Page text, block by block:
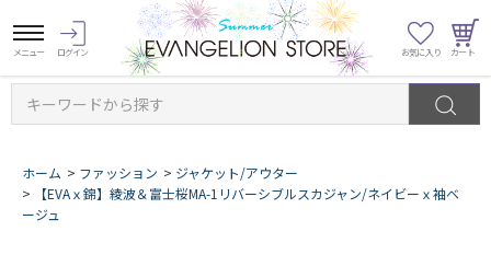
キーワードから探す
ホーム > ファッション > ジャケット/アウター
>
【EVAｘ錦】綾波＆富士桜MA-1リバーシブルスカジャン/ネイビーｘ袖ベ
ージュ